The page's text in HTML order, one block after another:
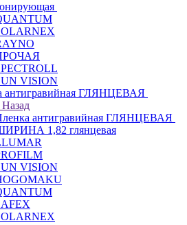
VISION
антигравийная ГЛЯНЦЕВАЯ
Назад
антигравийная ГЛЯНЦЕВАЯ
1,82 глянцевая
VISION